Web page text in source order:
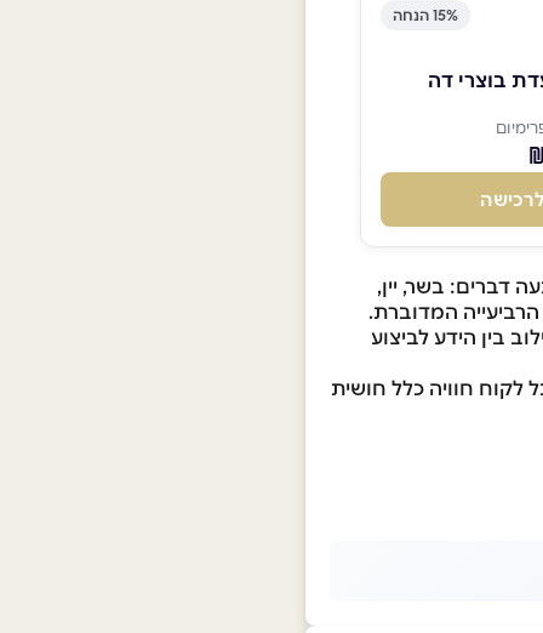
15% הנחה
בוצרי דה
לרכישה
דברים: בשר, יין,
המדוברת.
בין הידע לביצוע
לקוח חוויה כלל חושית